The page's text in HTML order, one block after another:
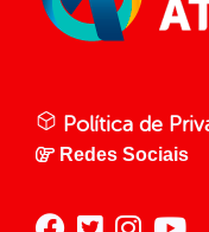
Política de
Redes Sociais